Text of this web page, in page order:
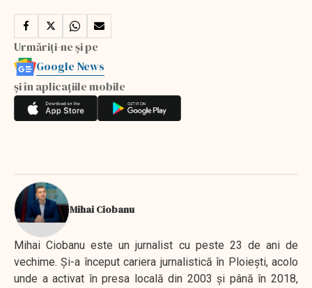
Urmăriți-ne și pe
Google News
și în aplicațiile mobile
Mihai Ciobanu
Mihai Ciobanu este un jurnalist cu peste 23 de ani de
vechime. Şi-a început cariera jurnalistică în Ploieşti, acolo
unde a activat în presa locală din 2003 şi până în 2018,